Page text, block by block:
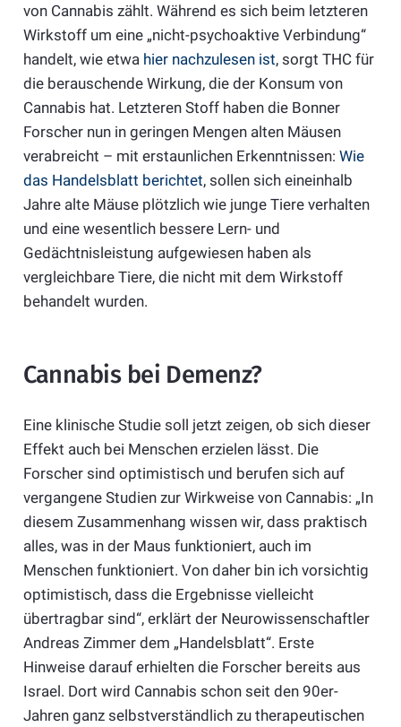
von Cannabis zählt. Während es sich beim letzteren
Wirkstoff um eine „nicht-psychoaktive Verbindung“
handelt, wie etwa hier nachzulesen ist, sorgt THC für
die berauschende Wirkung, die der Konsum von
Cannabis hat. Letzteren Stoff haben die Bonner
Forscher nun in geringen Mengen alten Mäusen
verabreicht – mit erstaunlichen Erkenntnissen: Wie
das Handelsblatt berichtet, sollen sich eineinhalb
Jahre alte Mäuse plötzlich wie junge Tiere verhalten
und eine wesentlich bessere Lern- und
Gedächtnisleistung aufgewiesen haben als
vergleichbare Tiere, die nicht mit dem Wirkstoff
behandelt wurden.
Cannabis bei Demenz?
Eine klinische Studie soll jetzt zeigen, ob sich dieser
Effekt auch bei Menschen erzielen lässt. Die
Forscher sind optimistisch und berufen sich auf
vergangene Studien zur Wirkweise von Cannabis: „In
diesem Zusammenhang wissen wir, dass praktisch
alles, was in der Maus funktioniert, auch im
Menschen funktioniert. Von daher bin ich vorsichtig
optimistisch, dass die Ergebnisse vielleicht
übertragbar sind“, erklärt der Neurowissenschaftler
Andreas Zimmer dem „Handelsblatt“. Erste
Hinweise darauf erhielten die Forscher bereits aus
Israel. Dort wird Cannabis schon seit den 90er-
Jahren ganz selbstverständlich zu therapeutischen